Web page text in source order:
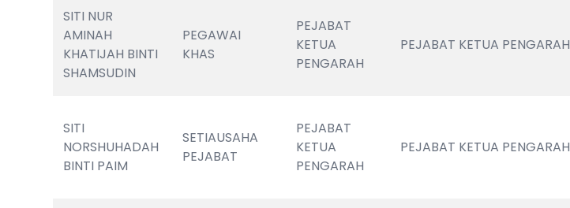
SITI NUR
AMINAH
KHATIJAH BINTI
SHAMSUDIN
PEGAWAI
KHAS
PEJABAT
KETUA
PENGARAH
PEJABAT KETUA PENGARAH
SITI
NORSHUHADAH
BINTI PAIM
SETIAUSAHA
PEJABAT
PEJABAT
KETUA
PENGARAH
PEJABAT KETUA PENGARAH